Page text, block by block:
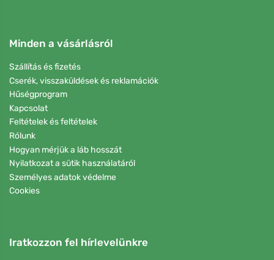
Minden a vásárlásról
Szállítás és fizetés
Cserék, visszaküldések és reklamációk
Hűségprogram
Kapcsolat
Feltételek és feltételek
Rólunk
Hogyan mérjük a láb hosszát
Nyilatkozat a sütik használatáról
Személyes adatok védelme
Cookies
Iratkozzon fel hírlevelünkre